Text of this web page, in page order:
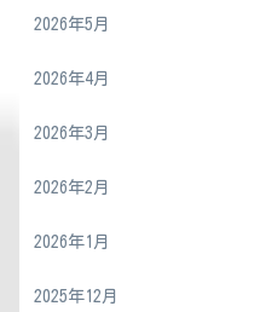
2026年5月
2026年4月
2026年3月
2026年2月
2026年1月
2025年12月